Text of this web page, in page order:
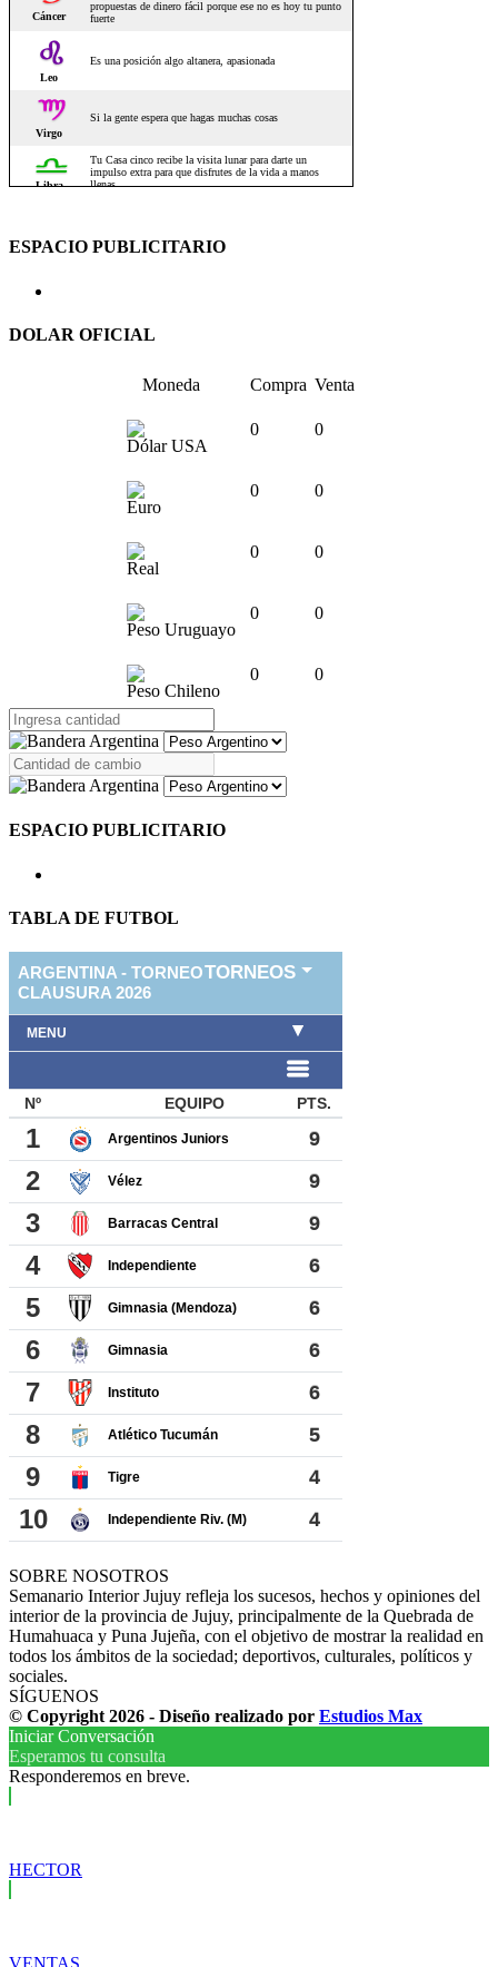
ESPACIO PUBLICITARIO
DOLAR OFICIAL
Moneda Compra Venta
Dólar USA
0 0
Euro
0 0
Real
0 0
Peso Uruguayo
0 0
Peso Chileno
0 0
ESPACIO PUBLICITARIO
TABLA DE FUTBOL
SOBRE NOSOTROS
Semanario Interior Jujuy refleja los sucesos, hechos y opiniones del
interior de la provincia de Jujuy, principalmente de la Quebrada de
Humahuaca y Puna Jujeña, con el objetivo de mostrar la realidad en
todos los ámbitos de la sociedad; deportivos, culturales, políticos y
sociales.
SÍGUENOS
© Copyright 2026 - Diseño realizado por Estudios Max
Iniciar Conversación
Esperamos tu consulta
Responderemos en breve.
HECTOR
VENTAS